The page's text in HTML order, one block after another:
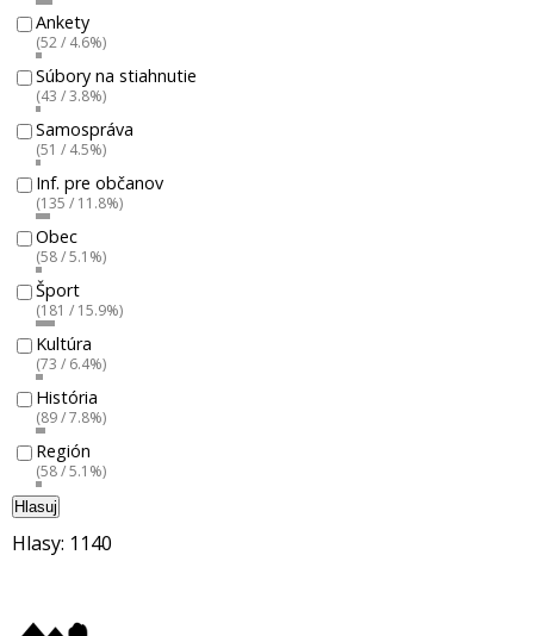
Ankety
(52 / 4.6%)
Súbory na stiahnutie
(43 / 3.8%)
Samospráva
(51 / 4.5%)
Inf. pre občanov
(135 / 11.8%)
Obec
(58 / 5.1%)
Šport
(181 / 15.9%)
Kultúra
(73 / 6.4%)
História
(89 / 7.8%)
Región
(58 / 5.1%)
Hlasuj
Hlasy: 1140